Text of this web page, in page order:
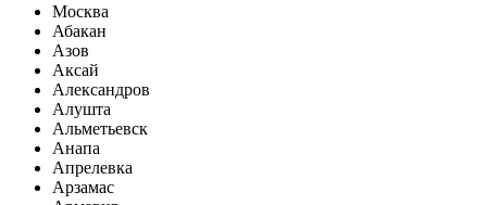
Москва
Абакан
Азов
Аксай
Александров
Алушта
Альметьевск
Анапа
Апрелевка
Арзамас